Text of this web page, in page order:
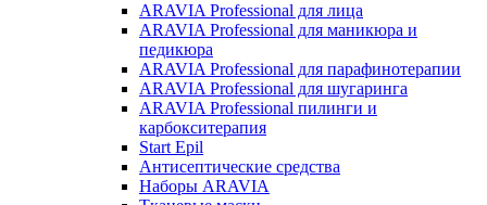
ARAVIA Professional для лица
ARAVIA Professional для маникюра и
педикюра
ARAVIA Professional для парафинотерапии
ARAVIA Professional для шугаринга
ARAVIA Professional пилинги и
карбокситерапия
Start Epil
Антисептические средства
Наборы ARAVIA